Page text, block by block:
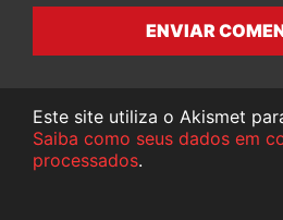
ENVIAR
Este site utiliza o Akismet
Saiba como seus dados em
processados.